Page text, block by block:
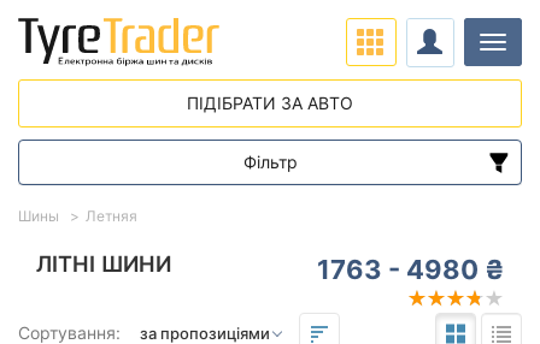
ЛІТНІ ШИНИ 1763 - 4980 ₴
Сортування:
Шины Летняя
ПІДІБРАТИ ЗА АВТО
Фільтр
Діапазон цін
від
Підбір за параметрами